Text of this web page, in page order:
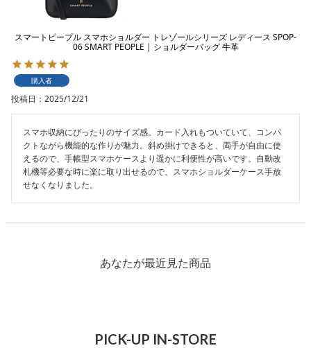
スマートピープル スマホショルダー トレゾールシリーズ レディース SPOP-
06 SMART PEOPLE | ショルダーバッグ 牛革
購入者
投稿日 2025/12/21
スマホ収納にぴったりのサイズ感。カード入れもついていて、コンパ
クトながら機能的な作りが魅力。斜め掛けできると、両手が自由に使
えるので、手帳型スマホケースより遥かに利便性が高いです。自動改
札機等必要な時に楽に取り出せるので、スマホショルダーケース手放
せなくなりました。
あなたが最近見た商品
PICK-UP IN-STORE